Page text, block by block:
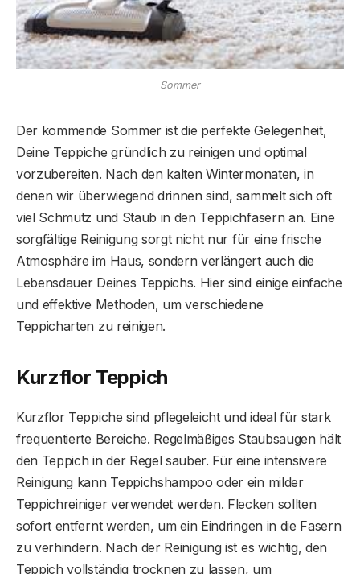
Sommer
Der kommende Sommer ist die perfekte Gelegenheit,
Deine Teppiche gründlich zu reinigen und optimal
vorzubereiten. Nach den kalten Wintermonaten, in
denen wir überwiegend drinnen sind, sammelt sich oft
viel Schmutz und Staub in den Teppichfasern an. Eine
sorgfältige Reinigung sorgt nicht nur für eine frische
Atmosphäre im Haus, sondern verlängert auch die
Lebensdauer Deines Teppichs. Hier sind einige einfache
und effektive Methoden, um verschiedene
Teppicharten zu reinigen.
Kurzflor Teppich
Kurzflor Teppiche sind pflegeleicht und ideal für stark
frequentierte Bereiche. Regelmäßiges Staubsaugen hält
den Teppich in der Regel sauber. Für eine intensivere
Reinigung kann Teppichshampoo oder ein milder
Teppichreiniger verwendet werden. Flecken sollten
sofort entfernt werden, um ein Eindringen in die Fasern
zu verhindern. Nach der Reinigung ist es wichtig, den
Teppich vollständig trocknen zu lassen, um